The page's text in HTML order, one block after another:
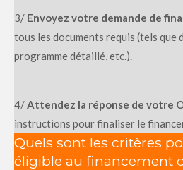
3/ Envoyez votre demande de
tous les documents requis (tels que
programme détaillé, etc.).
4/Attendez la réponse de votre
instructions pour finaliser le
Quels sont les critères
éligible au financement